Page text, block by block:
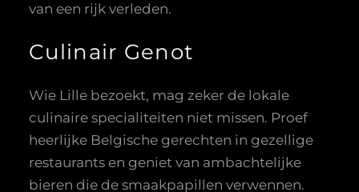
van een rijk verleden.
Culinair Genot
Wie Lille bezoekt, mag zeker de lokale
culinaire specialiteiten niet missen. Proef
heerlijke Belgische gerechten in gezellige
restaurants en geniet van ambachtelijke
bieren die de smaakpapillen verwennen.